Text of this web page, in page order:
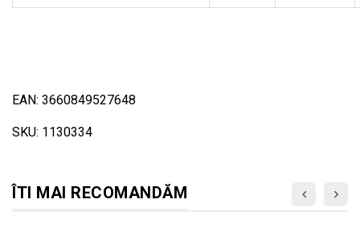
EAN: 3660849527648
SKU: 1130334
ÎTI MAI RECOMANDĂM